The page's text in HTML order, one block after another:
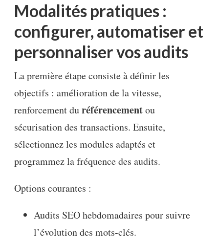
Modalités pratiques :
configurer, automatiser et
personnaliser vos audits
La première étape consiste à définir les
objectifs : amélioration de la vitesse,
renforcement duréférencementou
sécurisation des transactions. Ensuite,
sélectionnez les modules adaptés et
programmez la fréquence des audits.
Options courantes :
Audits SEO hebdomadaires pour suivre
l’évolution des mots-clés.